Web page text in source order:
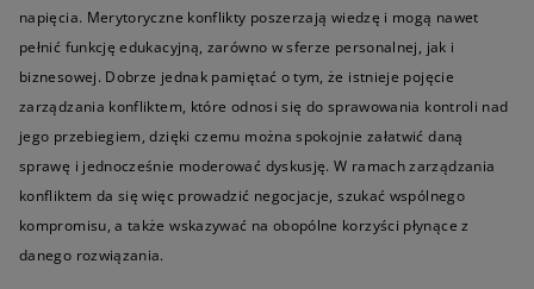
napięcia. Merytoryczne konflikty poszerzają wiedzę i mogą nawet
pełnić funkcję edukacyjną, zarówno w sferze personalnej, jak i
biznesowej. Dobrze jednak pamiętać o tym, że istnieje pojęcie
zarządzania konfliktem, które odnosi się do sprawowania kontroli nad
jego przebiegiem, dzięki czemu można spokojnie załatwić daną
sprawę i jednocześnie moderować dyskusję. W ramach zarządzania
konfliktem da się więc prowadzić negocjacje, szukać wspólnego
kompromisu, a także wskazywać na obopólne korzyści płynące z
danego rozwiązania.